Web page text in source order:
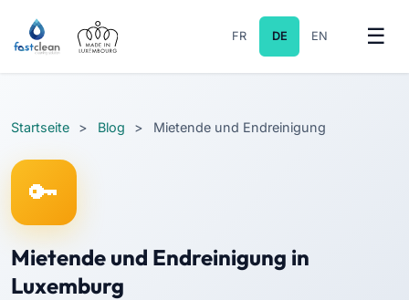
FR DE EN
Startseite > Blog > Mietende und Endreinigung
Mietende und Endreinigung in
Luxemburg